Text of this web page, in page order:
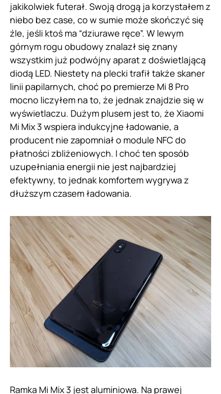
jakikolwiek futerał. Swoją drogą ja korzystałem z
niebo bez case, co w sumie może skończyć się
źle, jeśli ktoś ma “dziurawe ręce”. W lewym
górnym rogu obudowy znalazł się znany
wszystkim już podwójny aparat z doświetlającą
diodą LED. Niestety na plecki trafił także skaner
linii papilarnych, choć po premierze Mi 8 Pro
mocno liczyłem na to, że jednak znajdzie się w
wyświetlaczu. Dużym plusem jest to, że Xiaomi
Mi Mix 3 wspiera indukcyjne ładowanie, a
producent nie zapomniał o module NFC do
płatności zbliżeniowych. I choć ten sposób
uzupełniania energii nie jest najbardziej
efektywny, to jednak komfortem wygrywa z
dłuższym czasem ładowania.
Ramka Mi Mix 3 jest aluminiowa. Na prawej